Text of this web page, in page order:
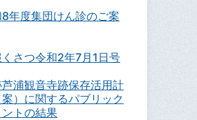
年度集団けん診のご案
くさつ令和2年7月1日号
芦浦観音寺跡保存活用計
）に関するパブリック
ントの結果